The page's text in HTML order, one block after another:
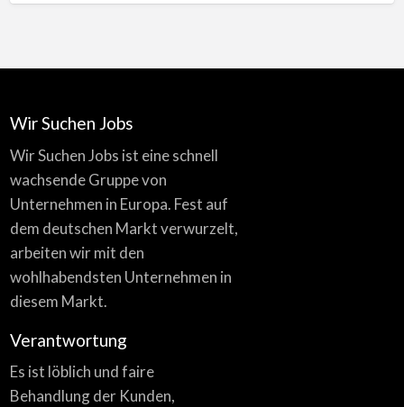
Wir Suchen Jobs
Wir Suchen Jobs ist eine schnell
wachsende Gruppe von
Unternehmen in Europa. Fest auf
dem deutschen Markt verwurzelt,
arbeiten wir mit den
wohlhabendsten Unternehmen in
diesem Markt.
Verantwortung
Es ist löblich und faire
Behandlung der Kunden,